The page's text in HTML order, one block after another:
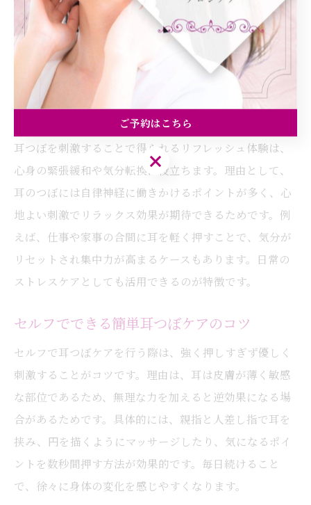
ります。例えば、ストレス軽減や睡眠の質向上、肩こり
緩和など、日々の悩みに合わせてセルフケアが可能で
す。これにより、心身のバランスを整え、健康的なライ
フスタイルをサポートできるのが耳つぼの魅力です。
耳つぼがもたらす心身のリフレッシュ体験
耳つぼを刺激することで得られるリフレッシュ体験は、
心身の緊張緩和や気分転換に役立ちます。理由として、
耳のつぼには自律神経に働きかけるポイントが多く、心
地よい刺激でリラックス効果が期待できるためです。例
えば、仕事や家事の合間に耳を軽く押すことで、気分が
リセットされ集中力が高まるケースもあります。日常の
ストレスケアとしても活用できるのが特徴です。
セルフでできる簡単耳つぼケアのコツ
セルフで耳つぼケアを行う際は、強く押しすぎず優しく
刺激することがコツです。理由は、耳は皮膚が薄く敏感
な部位であるため、無理な力を加えると逆効果になる場
合があるためです。具体的には、親指と人差し指で耳を
挟み、円を描くようにマッサージしたり、気になるポイ
ントを数秒間押す方法が効果的です。毎日続けること
で、徐々に身体の変化を感じやすくなります。
ご予約はこちら
ご予約はこちら